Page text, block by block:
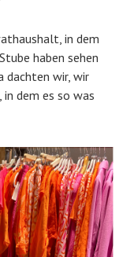
in dem
haben sehen
dachten wir, wir
in dem es so was